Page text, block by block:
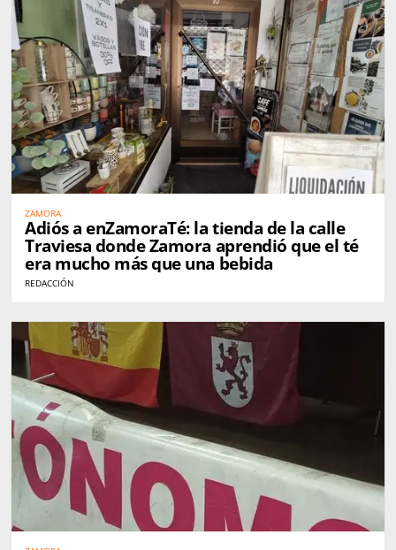
ZAMORA
Adiós a enZamoraTé: la tienda de la calle
Traviesa donde Zamora aprendió que el té
era mucho más que una bebida
REDACCIÓN